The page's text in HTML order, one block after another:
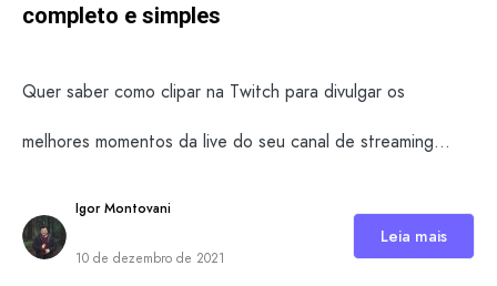
completo e simples
Quer saber como clipar na Twitch para divulgar os
melhores momentos da live do seu canal de streaming…
Igor Montovani
10 de dezembro de 2021
Leia mais